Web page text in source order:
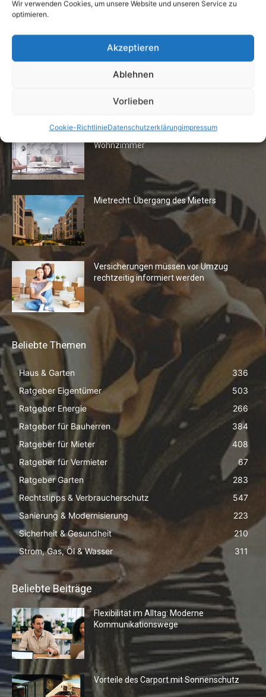
Wir verwenden Cookies, um unsere Website und unseren Service zu
optimieren.
Akzeptieren
Ablehnen
Vorlieben
Cookie-RichtlinieDatenschutzerklärungimpressum
24. April 2019
Fototapeten: Neuer Look fürs
Wohnzimmer
Mietrecht: Übergang des Mieters
Versicherungen müssen vor Umzug
rechtzeitig informiert werden
Beliebte Themen
Haus & Garten
336
Ratgeber Eigentümer
503
Ratgeber Energie
266
Ratgeber für Bauherren
384
Ratgeber für Mieter
408
Ratgeber für Vermieter
67
Ratgeber Garten
283
Rechtstipps & Verbraucherschutz
547
Sanierung & Modernisierung
223
Sicherheit & Gesundheit
210
Strom, Gas, Öl & Wasser
311
Beliebte Beiträge
Flexibilität im Alltag: Moderne
Kommunikationswege
Vorteile des Carport mit Sonnenschutz